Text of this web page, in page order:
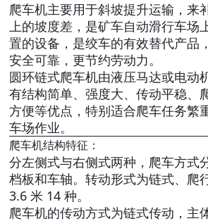
爬车机主要用于斜坡提升运输，来
上的坡度差，是矿车自动滑行车场
置的设备，是绞车的有效替代产品
安全可靠，更节约劳动力。
圆环链式爬车机由液压马达或电动
有结构简单、强度大、传动平稳、
方便等优点，特别适合爬车任务繁
车场作业。
爬车机结构特征：
分左侧式与右侧式两种，爬车方式
档板和车轴。转动形式为链式、爬
3.6 米 14 种。
爬车机的传动方式为链式传动，主